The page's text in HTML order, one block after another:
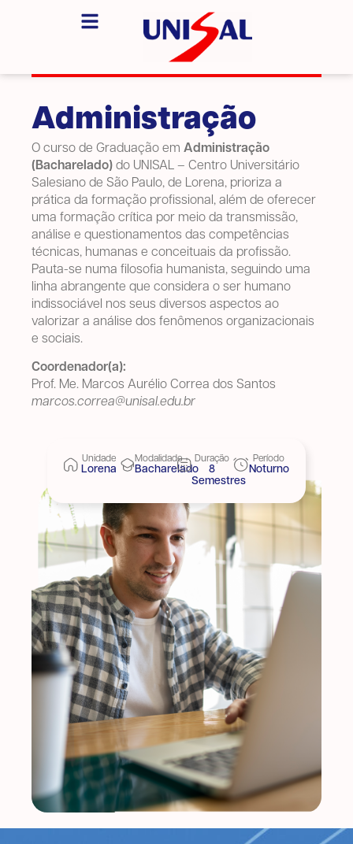
Administração
O curso de Graduação em Administração
(Bacharelado) do UNISAL – Centro Universitário
Salesiano de São Paulo, de Lorena, prioriza a
prática da formação profissional, além de oferecer
uma formação crítica por meio da transmissão,
análise e questionamentos das competências
técnicas, humanas e conceituais da profissão.
Pauta-se numa filosofia humanista, seguindo uma
linha abrangente que considera o ser humano
indissociável nos seus diversos aspectos ao
valorizar a análise dos fenômenos organizacionais
e sociais.
Coordenador(a):
Prof. Me. Marcos Aurélio Correa dos Santos
marcos.correa@unisal.edu.br
Unidade
Lorena
Modalidade
Bacharelado
Duração
8
Semestres
Período
Noturno